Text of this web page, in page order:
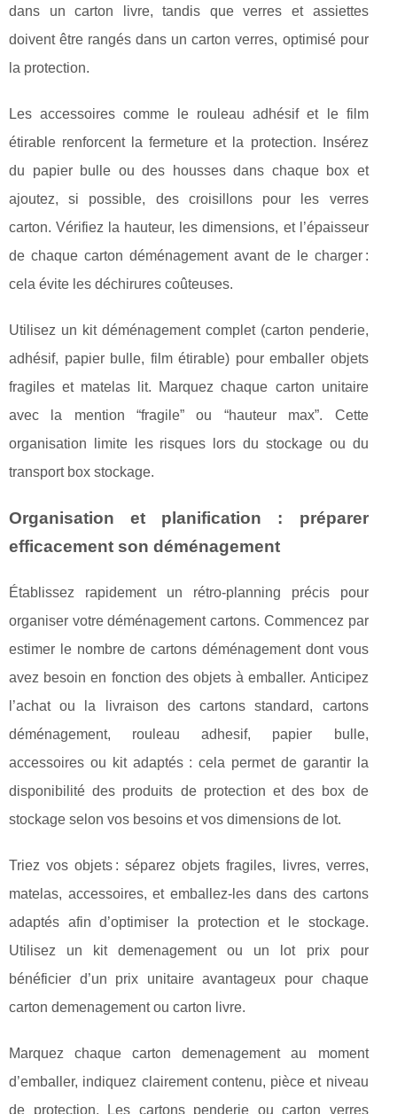
dans un carton livre, tandis que verres et assiettes
doivent être rangés dans un carton verres, optimisé pour
la protection.
Les accessoires comme le rouleau adhésif et le film
étirable renforcent la fermeture et la protection. Insérez
du papier bulle ou des housses dans chaque box et
ajoutez, si possible, des croisillons pour les verres
carton. Vérifiez la hauteur, les dimensions, et l’épaisseur
de chaque carton déménagement avant de le charger :
cela évite les déchirures coûteuses.
Utilisez un kit déménagement complet (carton penderie,
adhésif, papier bulle, film étirable) pour emballer objets
fragiles et matelas lit. Marquez chaque carton unitaire
avec la mention “fragile” ou “hauteur max”. Cette
organisation limite les risques lors du stockage ou du
transport box stockage.
Organisation et planification : préparer
efficacement son déménagement
Établissez rapidement un rétro-planning précis pour
organiser votre déménagement cartons. Commencez par
estimer le nombre de cartons déménagement dont vous
avez besoin en fonction des objets à emballer. Anticipez
l’achat ou la livraison des cartons standard, cartons
déménagement, rouleau adhesif, papier bulle,
accessoires ou kit adaptés : cela permet de garantir la
disponibilité des produits de protection et des box de
stockage selon vos besoins et vos dimensions de lot.
Triez vos objets : séparez objets fragiles, livres, verres,
matelas, accessoires, et emballez-les dans des cartons
adaptés afin d’optimiser la protection et le stockage.
Utilisez un kit demenagement ou un lot prix pour
bénéficier d’un prix unitaire avantageux pour chaque
carton demenagement ou carton livre.
Marquez chaque carton demenagement au moment
d’emballer, indiquez clairement contenu, pièce et niveau
de protection. Les cartons penderie ou carton verres